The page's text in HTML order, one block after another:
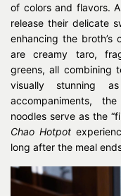
of colors and flavors.
release their delicate
enhancing the broth’s
are creamy taro,
greens, all combining
visually stunning
accompaniments,
noodles serve as the
Chao Hotpot
long after the meal